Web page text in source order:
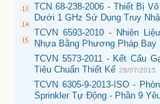
TCN 68-238-2006 - Thiết Bị
Dưới 1 GHz Sử Dụng Truy
TCVN 6593-2010 - Nhiên
Nhựa Bằng Phương Pháp Bay
TCVN 5573-2011 - Kết Cấu
Tiêu Chuẩn Thiết Kế 28/07/2015
TCVN 6305-9-2013-ISO -
Sprinkler Tự Động - Phần 9